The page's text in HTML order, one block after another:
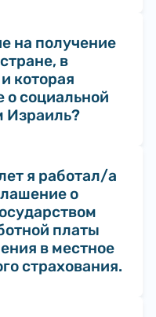
на получение
в
которая
о социальной
Израиль?
я работал/а
о
платы
в местное
страхования.